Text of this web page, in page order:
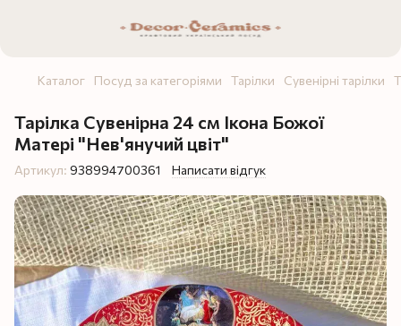
Каталог Посуд за категоріями Тарілки Сувенірні тарілки
Тарілка Сувенірна 24 см Ікона Божої
Матері "Нев'янучий цвіт"
Артикул: 938994700361 Написати відгук